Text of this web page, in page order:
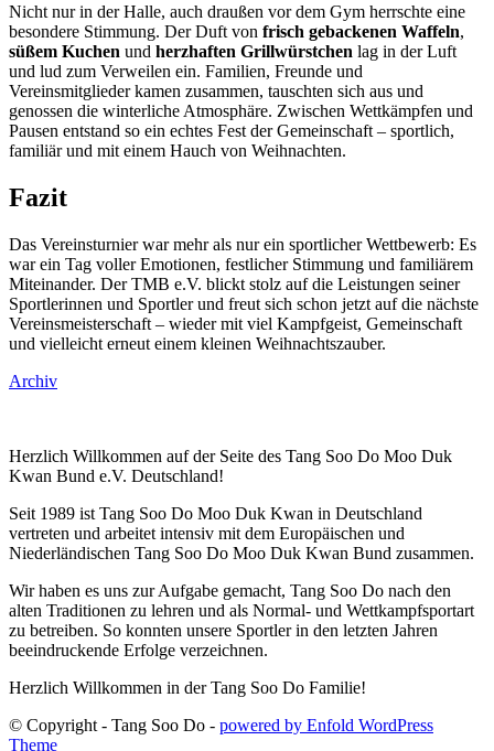
Nicht nur in der Halle, auch draußen vor dem Gym herrschte eine
besondere Stimmung. Der Duft von frisch gebackenen Waffeln,
süßem Kuchen und herzhaften Grillwürstchen lag in der Luft
und lud zum Verweilen ein. Familien, Freunde und
Vereinsmitglieder kamen zusammen, tauschten sich aus und
genossen die winterliche Atmosphäre. Zwischen Wettkämpfen und
Pausen entstand so ein echtes Fest der Gemeinschaft – sportlich,
familiär und mit einem Hauch von Weihnachten.
Fazit
Das Vereinsturnier war mehr als nur ein sportlicher Wettbewerb: Es
war ein Tag voller Emotionen, festlicher Stimmung und familiärem
Miteinander. Der TMB e.V. blickt stolz auf die Leistungen seiner
Sportlerinnen und Sportler und freut sich schon jetzt auf die nächste
Vereinsmeisterschaft – wieder mit viel Kampfgeist, Gemeinschaft
und vielleicht erneut einem kleinen Weihnachtszauber.
Archiv
Herzlich Willkommen auf der Seite des Tang Soo Do Moo Duk
Kwan Bund e.V. Deutschland!
Seit 1989 ist Tang Soo Do Moo Duk Kwan in Deutschland
vertreten und arbeitet intensiv mit dem Europäischen und
Niederländischen Tang Soo Do Moo Duk Kwan Bund zusammen.
Wir haben es uns zur Aufgabe gemacht, Tang Soo Do nach den
alten Traditionen zu lehren und als Normal- und Wettkampfsportart
zu betreiben. So konnten unsere Sportler in den letzten Jahren
beeindruckende Erfolge verzeichnen.
Herzlich Willkommen in der Tang Soo Do Familie!
© Copyright - Tang Soo Do - powered by Enfold WordPress
Theme